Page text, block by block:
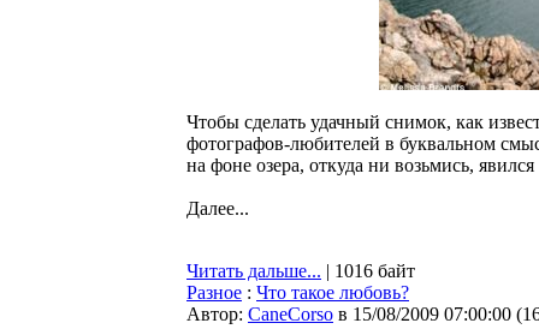
Чтобы сделать удачный снимок, как
фотографов-любителей в буквальном
на фоне озера, откуда ни возьмись,
Далее...
Читать дальше... | 1016 байт
Разное : Что такое любовь?
Автор: CaneCorso в 15/08/2009 07:00:00 (